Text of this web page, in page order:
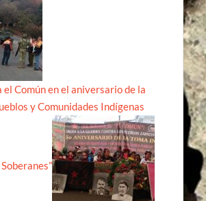
el Común en el aniversario de la
y Comunidades Indígenas